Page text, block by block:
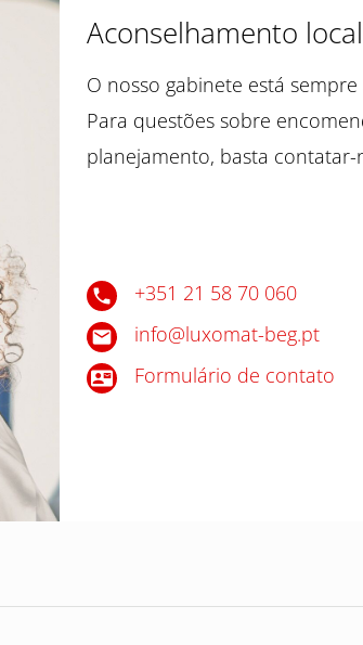
Aconselhamento
O nosso gabinete está
Para questões sobre
planejamento, basta contatar-
+351 21 58 70 060
info@luxomat-beg.pt
Formulário de contato